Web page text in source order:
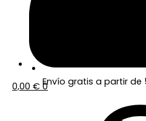
0,00 € 0
Envío gratis a partir